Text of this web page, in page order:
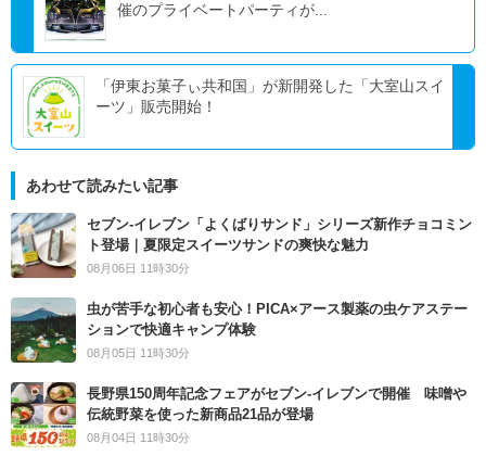
催のプライベートパーティが...
「伊東お菓子ぃ共和国」が新開発した「大室山スイ
ーツ」販売開始！
あわせて読みたい記事
セブン‐イレブン「よくばりサンド」シリーズ新作チョコミン
ト登場｜夏限定スイーツサンドの爽快な魅力
08月06日 11時30分
虫が苦手な初心者も安心！PICA×アース製薬の虫ケアステー
ションで快適キャンプ体験
08月05日 11時30分
長野県150周年記念フェアがセブン-イレブンで開催 味噌や
伝統野菜を使った新商品21品が登場
08月04日 11時30分